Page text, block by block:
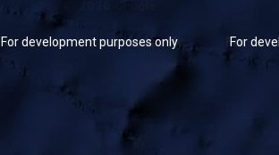
For development purposes only For